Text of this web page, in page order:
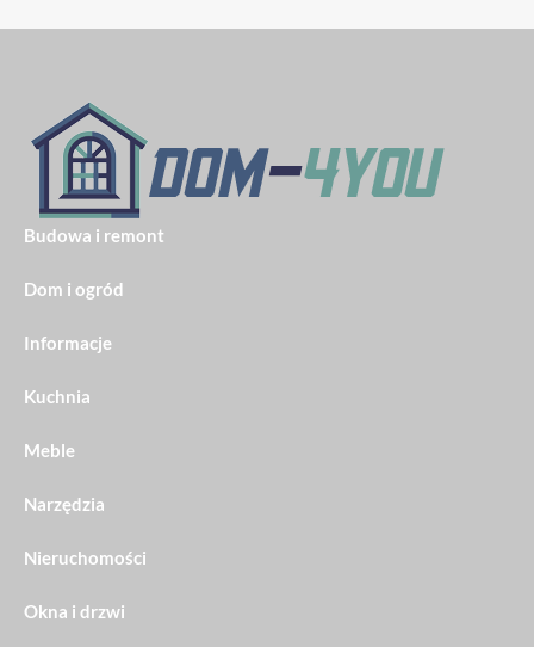
Budowa i remont
Dom i ogród
Informacje
Kuchnia
Meble
Narzędzia
Nieruchomości
Okna i drzwi